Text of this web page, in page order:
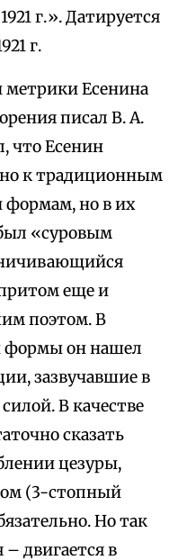
г.». Датируется
г.
метрики Есенина
писал В. А.
что Есенин
к традиционным
но в их
«суровым
еще и
поэтом. В
формы он нашел
зазвучавшие в
В качестве
сказать
цезуры,
(3-стопный
Но так
– двигается в